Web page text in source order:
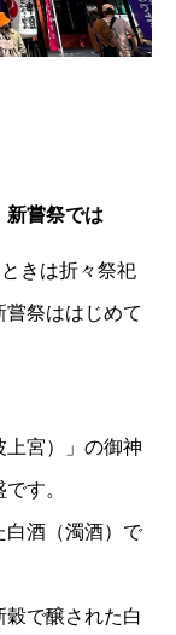
新嘗祭では
きは折々祭祀
祭ははじめて
上宮）」の御神
す。
白酒（濁酒）で
穀で醸された白